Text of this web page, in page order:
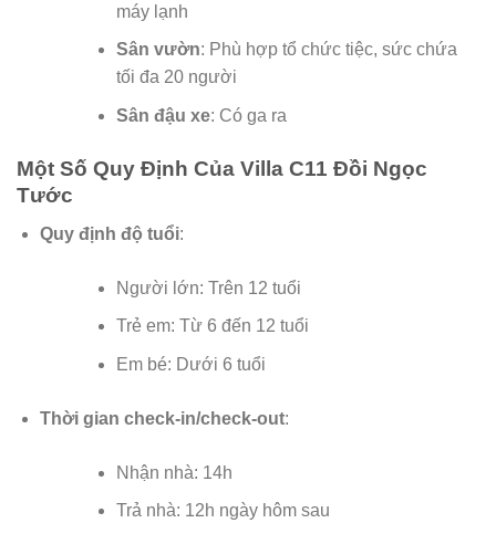
máy lạnh
Sân vườn: Phù hợp tổ chức tiệc, sức chứa
tối đa 20 người
Sân đậu xe: Có ga ra
Một Số Quy Định Của Villa C11 Đồi Ngọc
Tước
Quy định độ tuổi:
Người lớn: Trên 12 tuổi
Trẻ em: Từ 6 đến 12 tuổi
Em bé: Dưới 6 tuổi
Thời gian check-in/check-out:
Nhận nhà: 14h
Trả nhà: 12h ngày hôm sau